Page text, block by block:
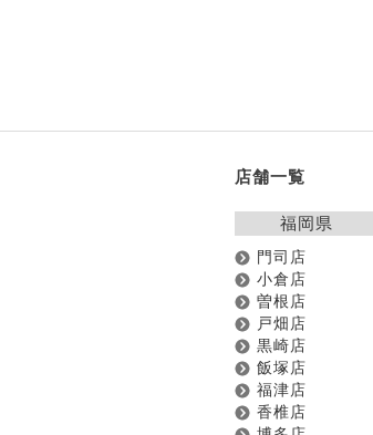
店舗一覧
福岡県
門司店
小倉店
曽根店
戸畑店
黒崎店
飯塚店
福津店
香椎店